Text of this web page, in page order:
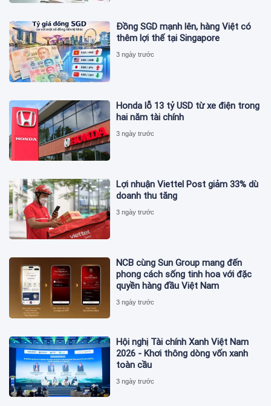
Đồng SGD mạnh lên, hàng Việt có
thêm lợi thế tại Singapore
3 ngày trước
Honda lỗ 13 tỷ USD từ xe điện trong
hai năm tài chính
3 ngày trước
Lợi nhuận Viettel Post giảm 33% dù
doanh thu tăng
3 ngày trước
NCB cùng Sun Group mang đến
phong cách sống tinh hoa với đặc
quyền hàng đầu Việt Nam
3 ngày trước
Hội nghị Tài chính Xanh Việt Nam
2026 - Khơi thông dòng vốn xanh
toàn cầu
3 ngày trước